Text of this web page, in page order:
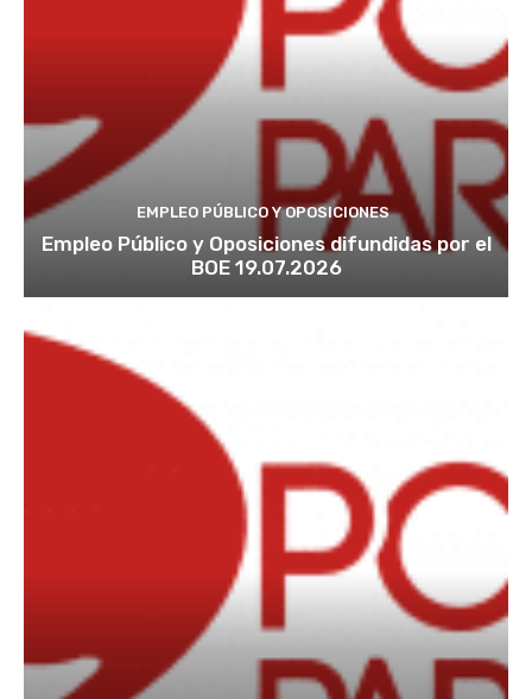
EMPLEO PÚBLICO Y OPOSICIONES
Empleo Público y Oposiciones difundidas por el
BOE 19.07.2026